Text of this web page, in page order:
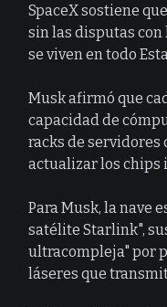
SpaceX sostiene
sin las disputas con
se viven en todo
Musk afirmó que
capacidad de
racks de servidores
actualizar los chips
Para Musk, la nave
satélite Starlink",
ultracompleja" por
láseres que